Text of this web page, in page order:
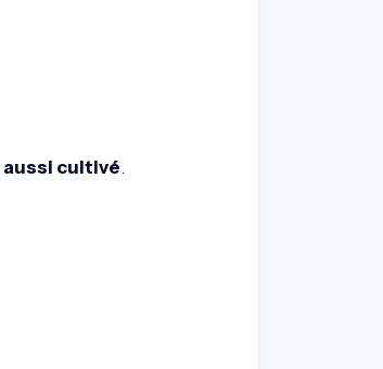
aussi cultivé.